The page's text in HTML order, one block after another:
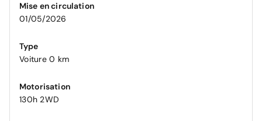
Mise en circulation
01/05/2026
Type
Voiture 0 km
Motorisation
130h 2WD